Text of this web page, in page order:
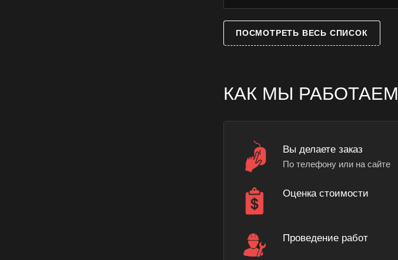
ПОСМОТРЕТЬ ВЕСЬ СПИСОК
КАК МЫ РАБОТАЕМ
Вы делаете заказ
По телефону или на сайте
Оценка стоимости
Проведение работ